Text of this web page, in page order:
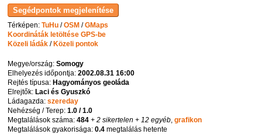
Térképen:TuHu /OSM /GMaps
Koordináták letöltése GPS-be
Közeli ládák / Közeli pontok
Megye/ország:Somogy
Elhelyezés időpontja:2002.08.31 16:00
Rejtés típusa: Hagyományos geoláda
Elrejtők: Laci és Gyuszkó
Ládagazda:szereday
Nehézség / Terep:1.0 / 1.0
Megtalálások száma:484 + 2 sikertelen + 12 egyéb,grafikon
Megtalálások gyakorisága:0.4 megtalálás hetente